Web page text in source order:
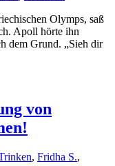
Olymps, saß
Apoll hörte ihn
dem Grund. „Sieh dir
von
, Fridha S.,